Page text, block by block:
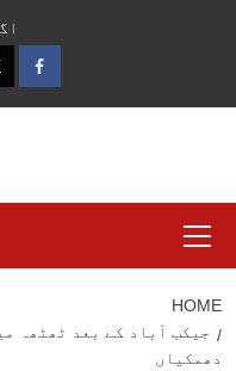
فیس
Menu
HOME
جیکب آباد کے بعد ٹھٹھہ
دھمکیاں